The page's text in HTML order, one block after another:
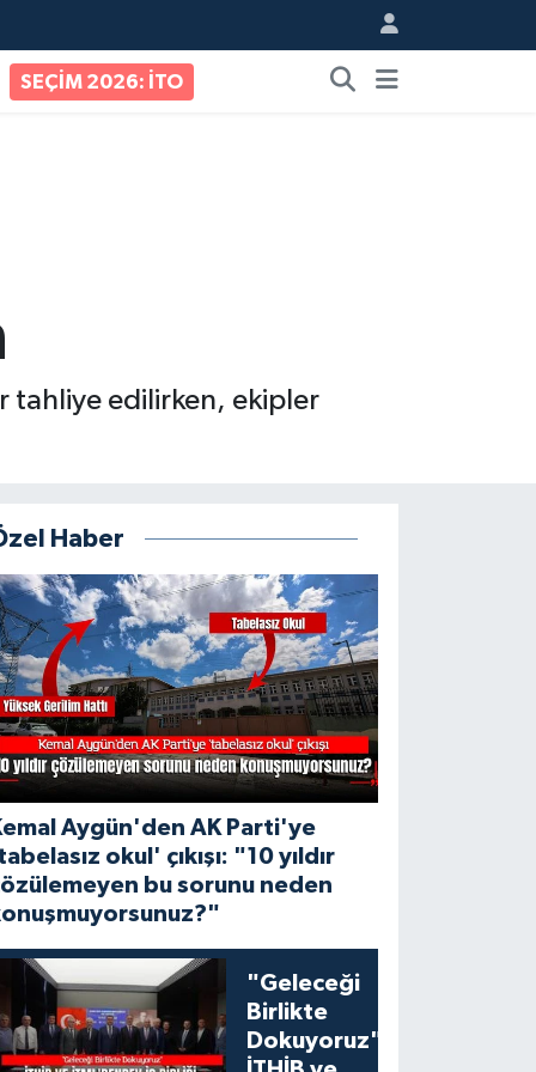
SEÇİM 2026: İTO
tahliye edilirken, ekipler
Haber
Aygün'den AK Parti'ye
okul' çıkışı: "10 yıldır
bu sorunu neden
"Geleceği
Birlikte
Dokuyoruz":